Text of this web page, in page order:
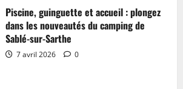
Piscine, guinguette et accueil : plongez
dans les nouveautés du camping de
Sablé-sur-Sarthe
7 avril 2026 0